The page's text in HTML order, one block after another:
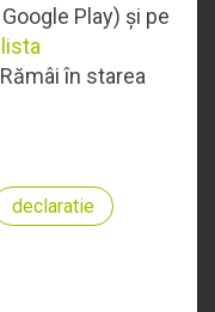
Play) și pe
lista
în starea
declaratie